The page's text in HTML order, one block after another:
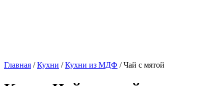
Главная /Кухни /Кухни из МДФ / Чай с мятой